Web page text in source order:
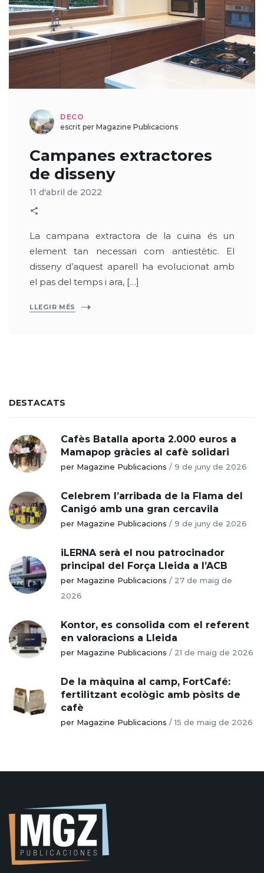
DECO
escrit per Magazine Publicacions
Campanes extractores
de disseny
11 d'abril de 2022
La campana extractora de la cuina és un
element tan necessari com antiestètic. El
disseny d’aquest aparell ha evolucionat amb
el pas del temps i ara, […]
LLEGIR MÉS
DESTACATS
Cafès Batalla aporta 2.000 euros a
Mamapop gràcies al cafè solidari
per Magazine Publicacions / 9 de juny de 2026
Celebrem l’arribada de la Flama del
Canigó amb una gran cercavila
per Magazine Publicacions / 9 de juny de 2026
iLERNA serà el nou patrocinador
principal del Força Lleida a l’ACB
per Magazine Publicacions / 27 de maig de
2026
Kontor, es consolida com el referent
en valoracions a Lleida
per Magazine Publicacions / 21 de maig de 2026
De la màquina al camp, FortCafé:
fertilitzant ecològic amb pòsits de
cafè
per Magazine Publicacions /15 de maig de 2026